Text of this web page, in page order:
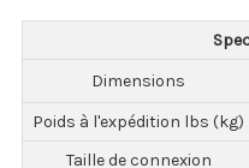
Dimensions
Poids à l'expédition lbs (kg)
Taille de connexion